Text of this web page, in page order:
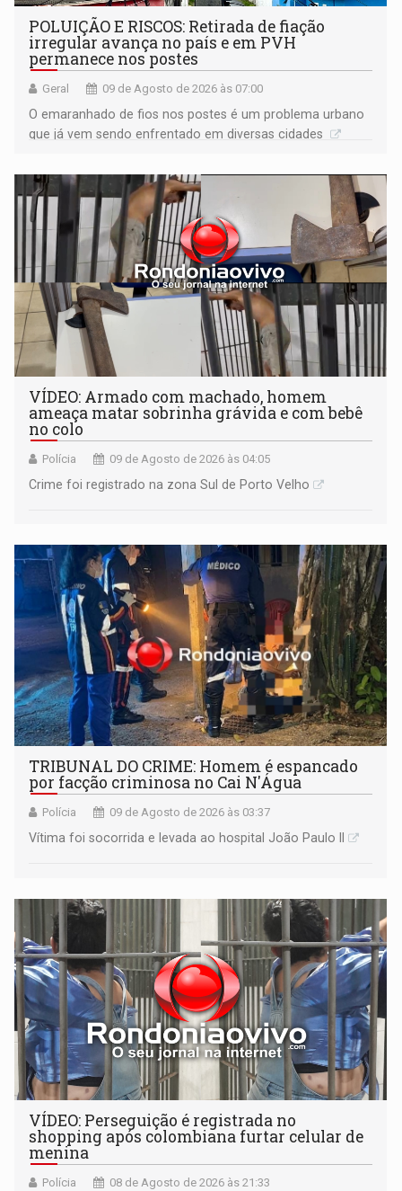
POLUIÇÃO E RISCOS: Retirada de fiação
irregular avança no país e em PVH
permanece nos postes
Geral 09 de Agosto de 2026 às 07:00
O emaranhado de fios nos postes é um problema urbano
que já vem sendo enfrentado em diversas cidades
VÍDEO: Armado com machado, homem
ameaça matar sobrinha grávida e com bebê
no colo
Polícia 09 de Agosto de 2026 às 04:05
Crime foi registrado na zona Sul de Porto Velho
TRIBUNAL DO CRIME: Homem é espancado
por facção criminosa no Cai N'Água
Polícia 09 de Agosto de 2026 às 03:37
Vítima foi socorrida e levada ao hospital João Paulo II
VÍDEO: Perseguição é registrada no
shopping após colombiana furtar celular de
menina
Polícia 08 de Agosto de 2026 às 21:33